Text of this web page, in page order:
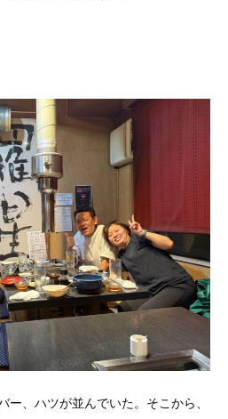
ー、ハツが並んでいた。そこから、